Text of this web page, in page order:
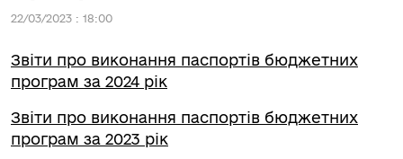
22/03/2023 : 18:00
Звіти про виконання паспортів бюджетних
програм за 2024 рік
Звіти про виконання паспортів бюджетних
програм за 2023 рік